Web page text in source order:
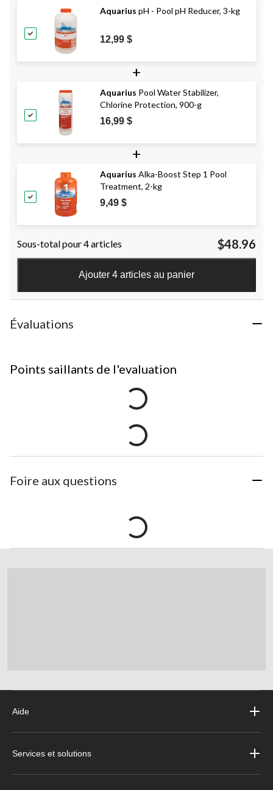
Aquarius pH - Pool pH Reducer, 3-kg
12,99 $
+
Aquarius Pool Water Stabilizer,
Chlorine Protection, 900-g
16,99 $
+
Aquarius Alka-Boost Step 1 Pool
Treatment, 2-kg
9,49 $
Sous-total pour 4 articles $48.96
Ajouter 4 articles au panier
Évaluations
Points saillants de l'evaluation
Foire aux questions
Aide
Services et solutions